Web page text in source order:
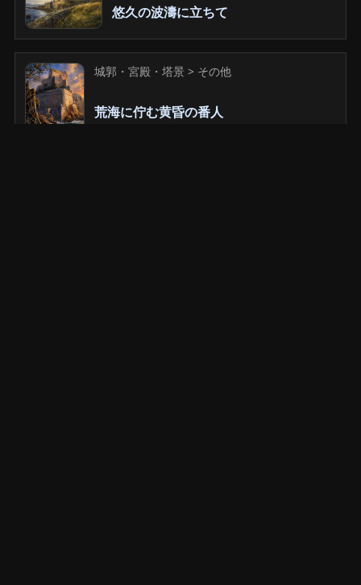
悠久の波濤に立ちて
城郭・宮殿・塔景 > その他
荒海に佇む黄昏の番人